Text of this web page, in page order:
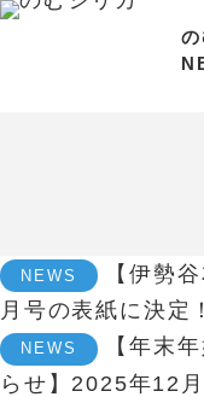
NEWS
【伊勢
月号の表紙に決定！
NEWS
【年末
らせ】2025年12